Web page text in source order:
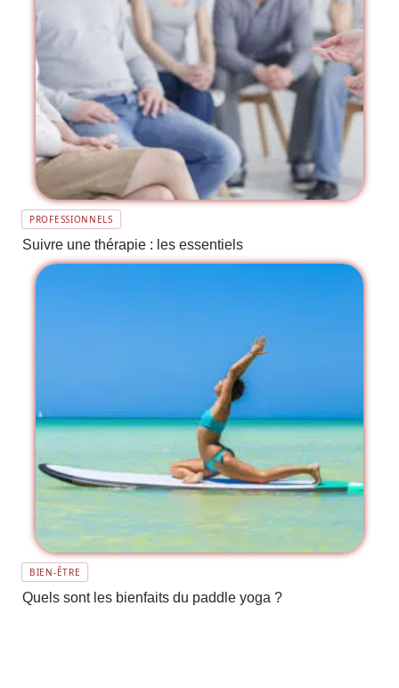
PROFESSIONNELS
Suivre une thérapie : les essentiels
BIEN-ÊTRE
Quels sont les bienfaits du paddle yoga ?